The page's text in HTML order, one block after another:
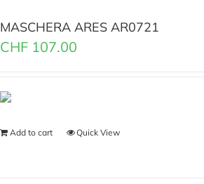
MASCHERA ARES AR0721
CHF 107.00
Add to cart Quick View